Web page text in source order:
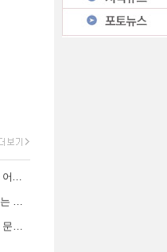
현동의 새 얼굴, ‘환호연’… 생태와 문화가 어우러진 주민 명소로 거듭나…
수원 조원초,‘북맘·북선배 아침 책 읽어 주는 날’운영
남동문화재단, ‘2026년 남동생활문화센터 문화예술 교육 아카데미 1학…